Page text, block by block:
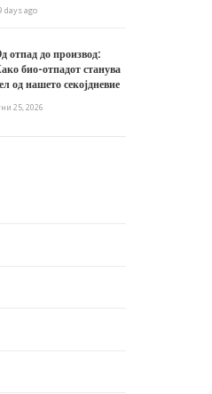
days ago
отпад до производ:
био-отпадот станува
од нашето секојдневие
25, 2026